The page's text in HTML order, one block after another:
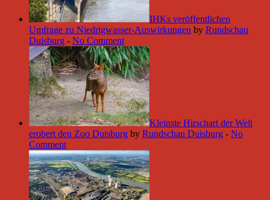
IHKs veröffentlichen
Umfrage zu Niedrigwasser-Auswirkungen by Rundschau
Duisburg - No Comment
Kleinste Hirschart der Welt
erobert den Zoo Duisburg by Rundschau Duisburg - No
Comment